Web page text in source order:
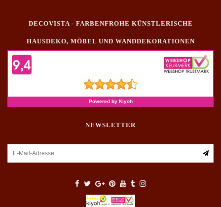
DECOVISTA - FARBENFROHE KÜNSTLERISCHE
HAUSDEKO, MÖBEL UND WANDDEKORATIONEN
NEWSLETTER